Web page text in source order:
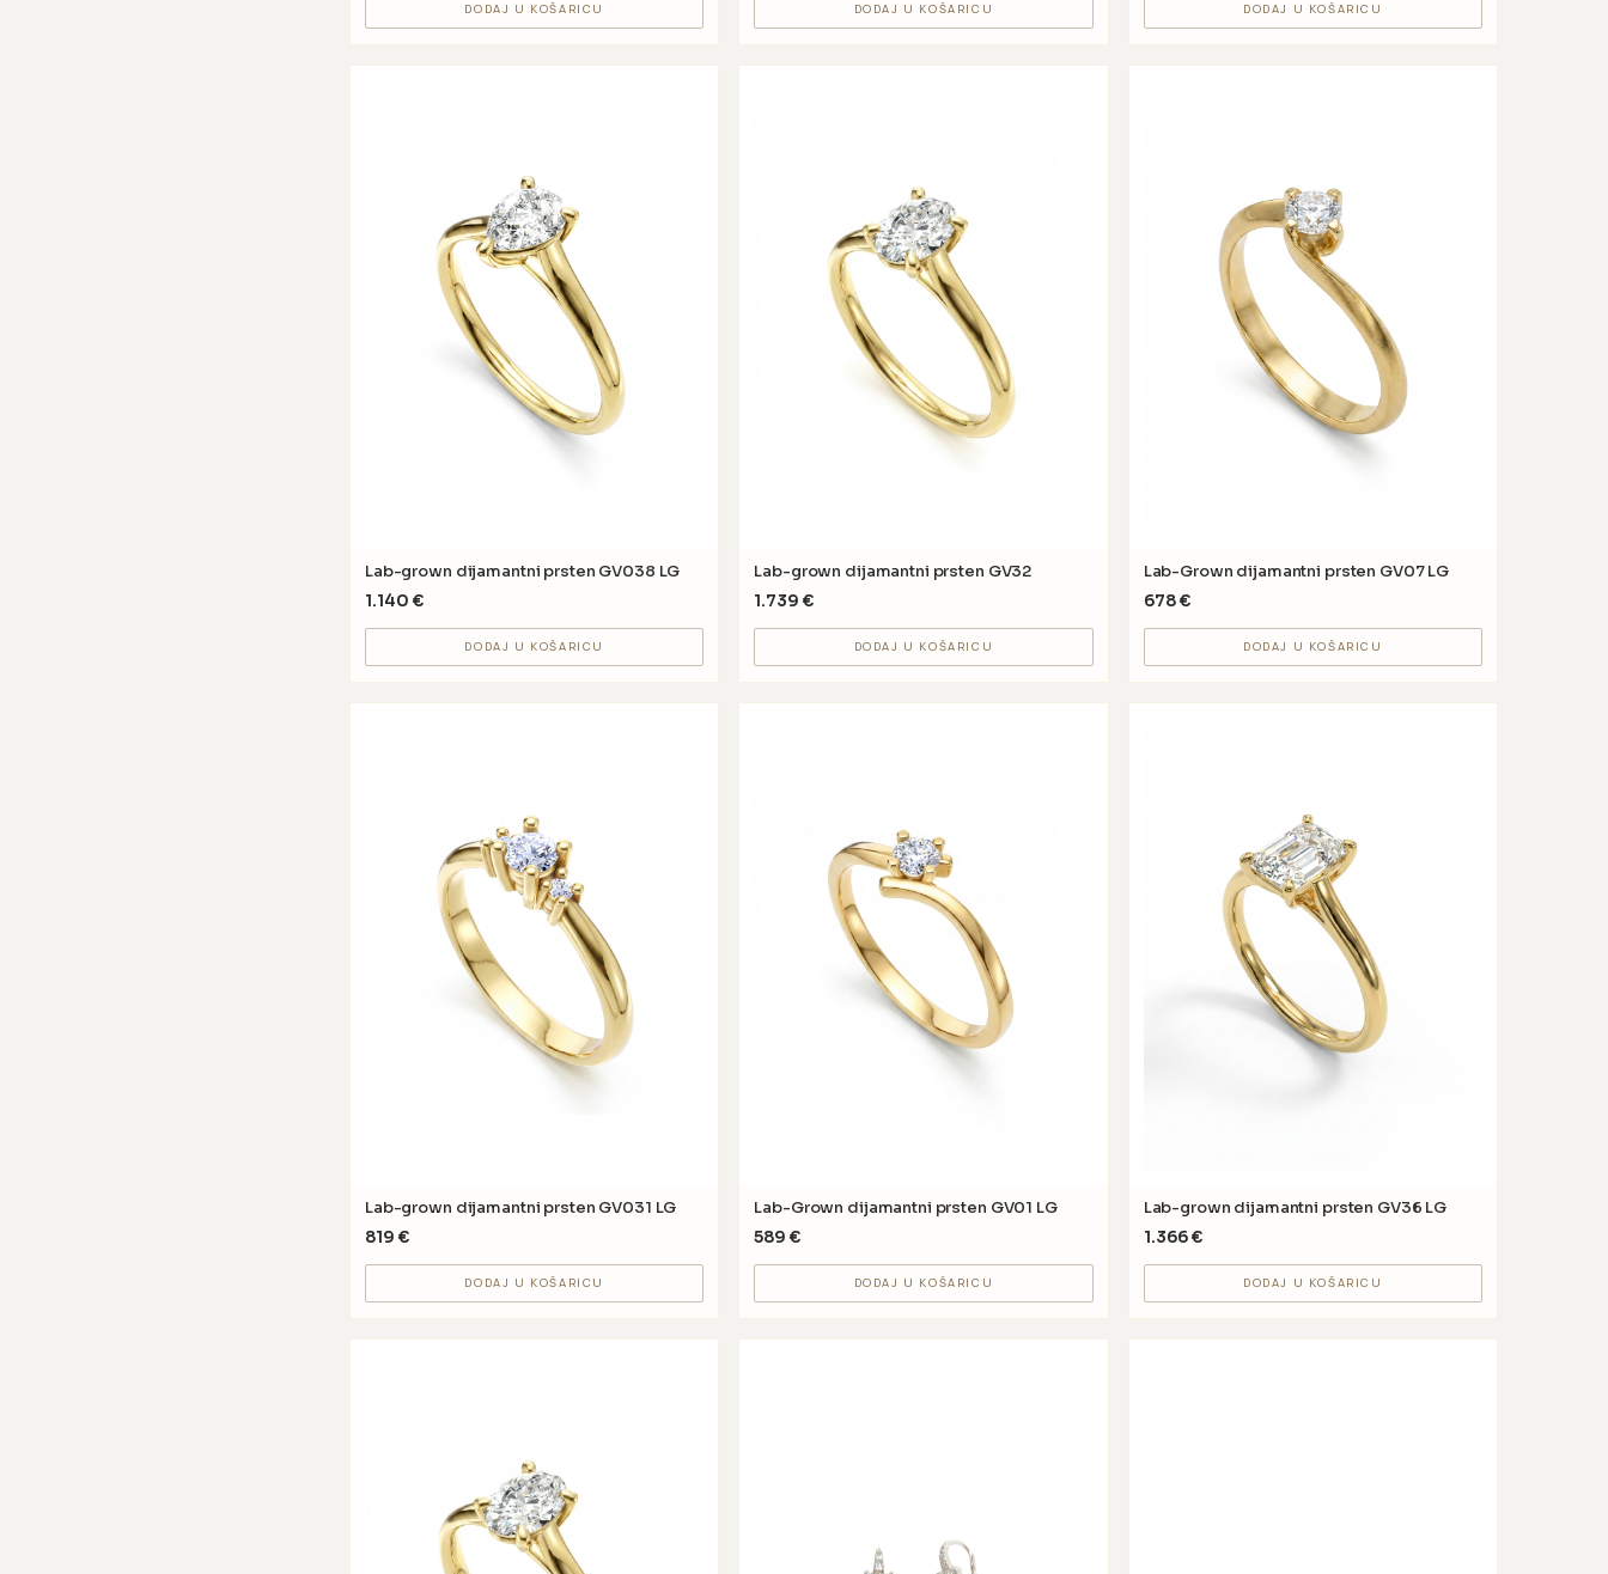
DODAJ U KOŠARICU DODAJ U KOŠARICU DODAJ U KOŠARICU
Lab-grown dijamantni prsten GV038 LG
1.140 €
DODAJ U KOŠARICU
Lab-grown dijamantni prsten GV32
1.739 €
DODAJ U KOŠARICU
Lab-Grown dijamantni prsten GV07 LG
678€
DODAJ U KOŠARICU
Lab-grown dijamantni prsten GV031 LG
819 €
DODAJ U KOŠARICU
Lab-Grown dijamantni prsten GV01 LG
589 €
DODAJ U KOŠARICU
Lab-grown dijamantni prsten GV36 LG
1.366€
DODAJ U KOŠARICU